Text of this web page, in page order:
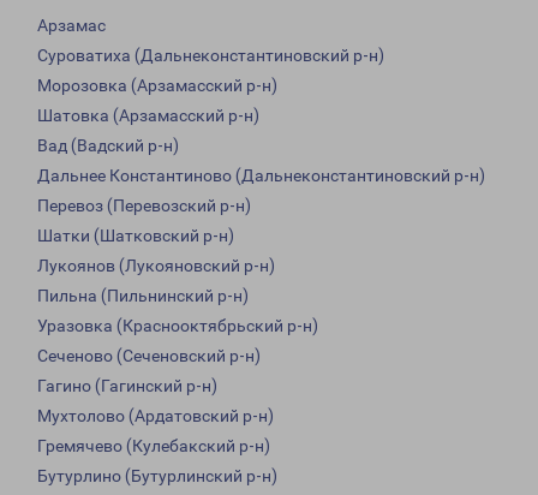
Арзамас
Суроватиха (Дальнеконстантиновский р-н)
Морозовка (Арзамасский р-н)
Шатовка (Арзамасский р-н)
Вад (Вадский р-н)
Дальнее Константиново (Дальнеконстантиновский р-н)
Перевоз (Перевозский р-н)
Шатки (Шатковский р-н)
Лукоянов (Лукояновский р-н)
Пильна (Пильнинский р-н)
Уразовка (Краснооктябрьский р-н)
Сеченово (Сеченовский р-н)
Гагино (Гагинский р-н)
Мухтолово (Ардатовский р-н)
Гремячево (Кулебакский р-н)
Бутурлино (Бутурлинский р-н)